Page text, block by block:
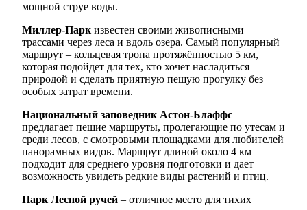
мощной струе воды.
Миллер-Парк известен своими живописными
трассами через леса и вдоль озера. Самый популярный
маршрут – кольцевая тропа протяжённостью 5 км,
которая подойдет для тех, кто хочет насладиться
природой и сделать приятную пешую прогулку без
особых затрат времени.
Национальный заповедник Астон-Блаффс
предлагает пешие маршруты, пролегающие по утесам и
среди лесов, с смотровыми площадками для любителей
панорамных видов. Маршрут длиной около 4 км
подходит для среднего уровня подготовки и дает
возможность увидеть редкие виды растений и птиц.
Парк Лесной ручей – отличное место для тихих